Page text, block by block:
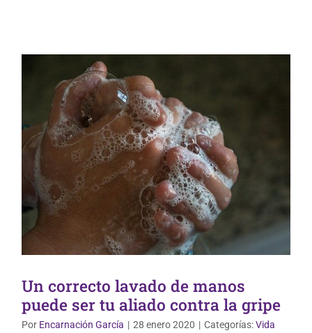
Un correcto lavado de manos
puede ser tu aliado contra la gripe
Por Encarnación García | 28 enero 2020 | Categorías:Vida